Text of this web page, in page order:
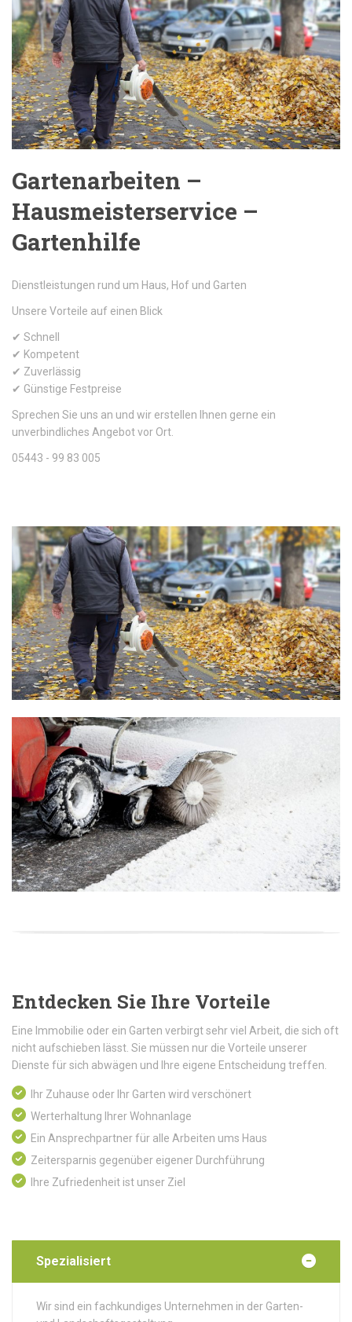
Gartenarbeiten –
Hausmeisterservice –
Gartenhilfe
Dienstleistungen rund um Haus, Hof und Garten
Unsere Vorteile auf einen Blick
✔ Schnell
✔ Kompetent
✔ Zuverlässig
✔ Günstige Festpreise
Sprechen Sie uns an und wir erstellen Ihnen gerne ein
unverbindliches Angebot vor Ort.
05443 - 99 83 005
Entdecken Sie Ihre Vorteile
Eine Immobilie oder ein Garten verbirgt sehr viel Arbeit, die sich oft
nicht aufschieben lässt. Sie müssen nur die Vorteile unserer
Dienste für sich abwägen und Ihre eigene Entscheidung treffen.
Ihr Zuhause oder Ihr Garten wird verschönert
Werterhaltung Ihrer Wohnanlage
Ein Ansprechpartner für alle Arbeiten ums Haus
Zeitersparnis gegenüber eigener Durchführung
Ihre Zufriedenheit ist unser Ziel
Spezialisiert
Wir sind ein fachkundiges Unternehmen in der Garten-